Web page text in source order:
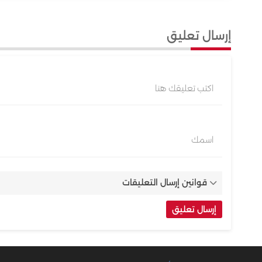
إرسال تعليق
اكتب تعليقك هنا
اسمك
قوانين إرسال التعليقات